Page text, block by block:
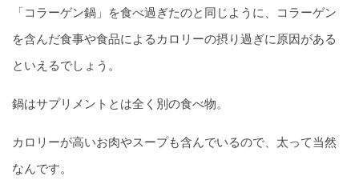
「コラーゲン鍋」を食べ過ぎたのと同じように、コラーゲン
を含んだ食事や食品によるカロリーの摂り過ぎに原因がある
といえるでしょう。
鍋はサプリメントとは全く別の食べ物。
カロリーが高いお肉やスープも含んでいるので、太って当然
なんです。